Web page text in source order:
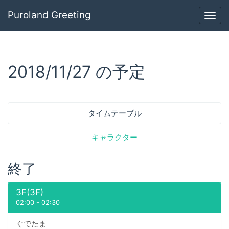
Puroland Greeting
2018/11/27 の予定
タイムテーブル
キャラクター
終了
3F(3F)
02:00 - 02:30
ぐでたま